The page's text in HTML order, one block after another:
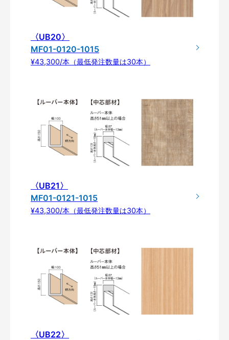
〈UB20〉
MF01-0120-1015
¥43,300/本（最低発注数量は30本）
〈UB21〉
MF01-0121-1015
¥43,300/本（最低発注数量は30本）
〈UB22〉